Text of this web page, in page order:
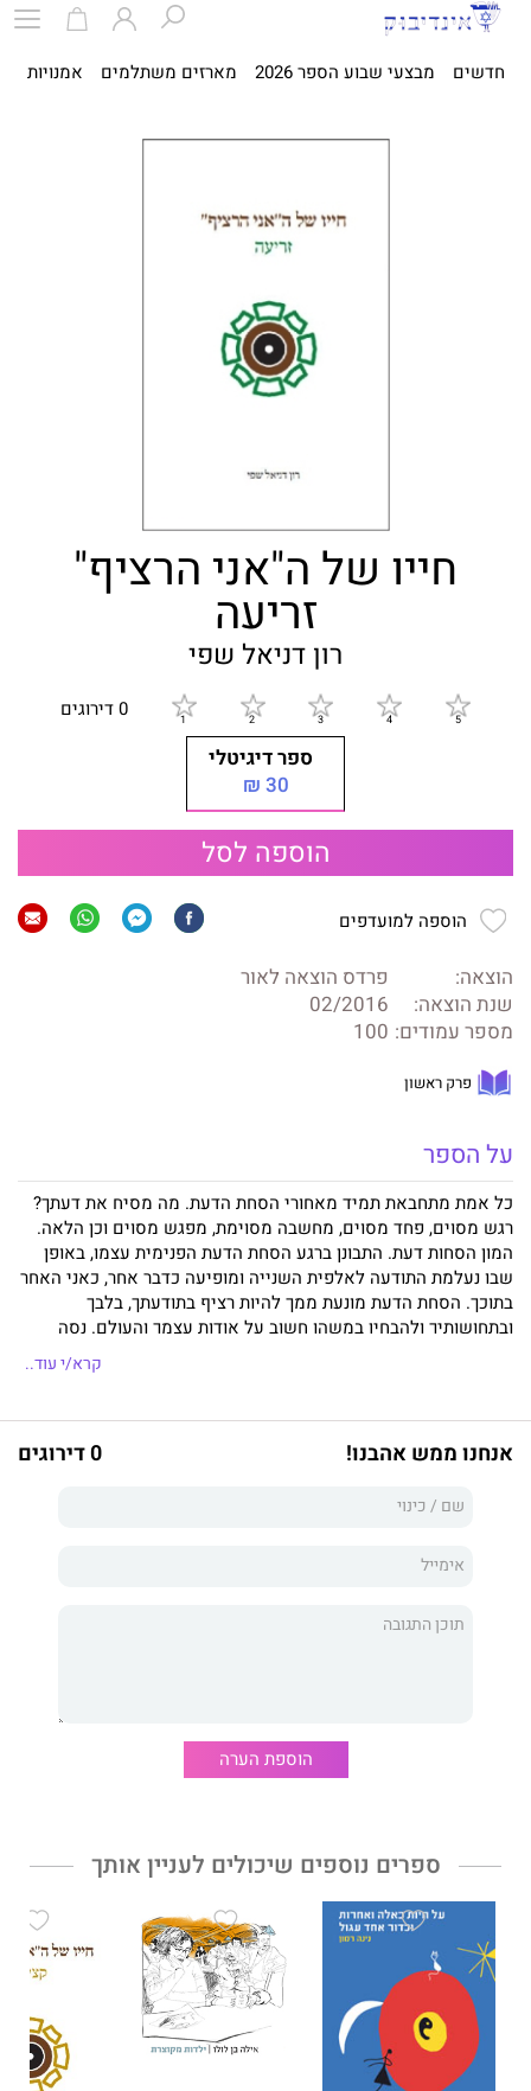
חדשים מבצעי שבוע הספר 2026 מארזים משתלמים אמנויות
חייו של ה"אני הרציף"
זריעה
רון דניאל שפי
0 דירוגים
ספר דיגיטלי
30 ₪
הוספה לסל
הוספה למועדפים
הוצאה:
פרדס הוצאה לאור
שנת הוצאה:
02/2016
מספר עמודים: 100
פרק ראשון
על הספר
כל אמת מתחבאת תמיד מאחורי הסחת הדעת. מה מסיח את דעתך?
רגש מסוים, פחד מסוים, מחשבה מסוימת, מפגש מסוים וכן הלאה.
המון הסחות דעת. התבונן ברגע הסחת הדעת הפנימית עצמו, באופן
שבו נעלמת התודעה לאלפית השנייה ומופיעה כדבר אחר, כאני האחר
בתוכך. הסחת הדעת מונעת ממך להיות רציף בתודעתך, בלבך
ובתחושותיך ולהבחין במשהו חשוב על אודות עצמך והעולם. נסה
לתפוס את התודעה והתחושה בזמן הסחת הדעת ללא שינוי וראה מה
מתחולל בתוכך. גלה את חוסר היכולת האוטומטית להתמיד בכך לאורך
והכרת הישות המגשרת על הסתירות וכיצד היא פועלת בתוך הישות
הבלתי רציפה שלנו.
קרא/י עוד..
אנחנו ממש אהבנו! 0 דירוגים
הוספת הערה
ספרים נוספים שיכולים לעניין אותך